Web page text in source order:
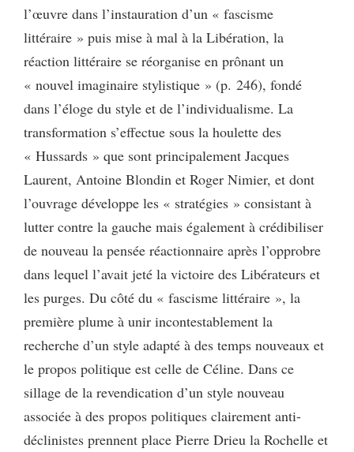
l’œuvre dans l’instauration d’un « fascisme
littéraire » puis mise à mal à la Libération, la
réaction littéraire se réorganise en prônant un
« nouvel imaginaire stylistique » (p. 246), fondé
dans l’éloge du style et de l’individualisme. La
transformation s’effectue sous la houlette des
« Hussards » que sont principalement Jacques
Laurent, Antoine Blondin et Roger Nimier, et dont
l’ouvrage développe les « stratégies » consistant à
lutter contre la gauche mais également à crédibiliser
de nouveau la pensée réactionnaire après l’opprobre
dans lequel l’avait jeté la victoire des Libérateurs et
les purges. Du côté du « fascisme littéraire », la
première plume à unir incontestablement la
recherche d’un style adapté à des temps nouveaux et
le propos politique est celle de Céline. Dans ce
sillage de la revendication d’un style nouveau
associée à des propos politiques clairement anti-
déclinistes prennent place Pierre Drieu la Rochelle et